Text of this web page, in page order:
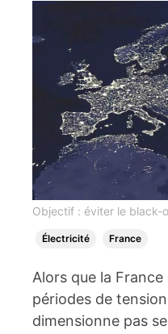
Objectif : éviter le black-
Électricité France
Alors que la
périodes de
dimensionne pas